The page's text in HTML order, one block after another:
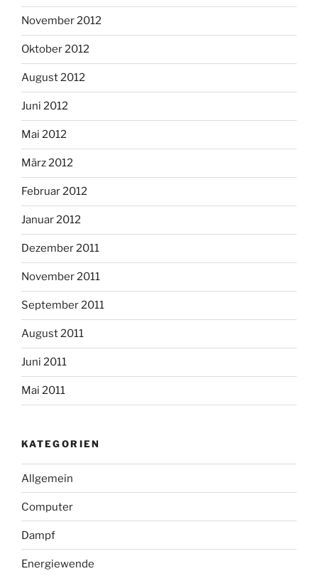
November 2012
Oktober 2012
August 2012
Juni 2012
Mai 2012
März 2012
Februar 2012
Januar 2012
Dezember 2011
November 2011
September 2011
August 2011
Juni 2011
Mai 2011
KATEGORIEN
Allgemein
Computer
Dampf
Energiewende